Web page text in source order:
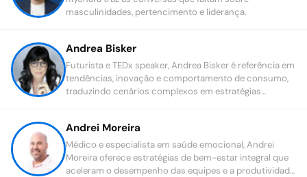
masculinidades, pertencimento e liderança.
Andrea Bisker
Futurista e TEDx speaker, Andrea Bisker é referência em
tendências, inovação e comportamento de consumo,
traduzindo cenários complexos em estratégias
Andrei Moreira
Médico e especialista em saúde emocional, Andrei
Moreira oferece estratégias de bem-estar integral que
aceleram o desempenho das equipes e a produtividade